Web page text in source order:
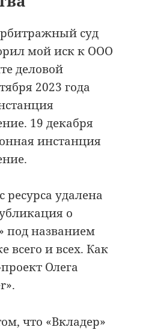
суд
мой иск к ООО
деловой
2023 года
19 декабря
инстанция
ресурса удалена
о
под названием
всего и всех. Как
Олега
что «Вкладер»